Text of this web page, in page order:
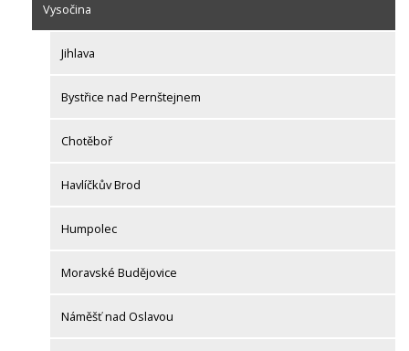
Vysočina
Jihlava
Bystřice nad Pernštejnem
Chotěboř
Havlíčkův Brod
Humpolec
Moravské Budějovice
Náměšť nad Oslavou